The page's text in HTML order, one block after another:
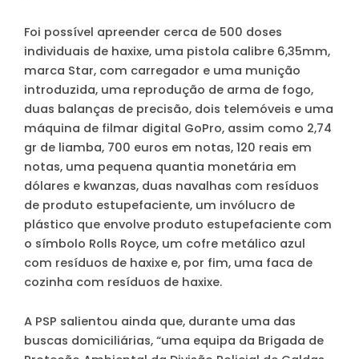
Foi possível apreender cerca de 500 doses
individuais de haxixe, uma pistola calibre 6,35mm,
marca Star, com carregador e uma munição
introduzida, uma reprodução de arma de fogo,
duas balanças de precisão, dois telemóveis e uma
máquina de filmar digital GoPro, assim como 2,74
gr de liamba, 700 euros em notas, 120 reais em
notas, uma pequena quantia monetária em
dólares e kwanzas, duas navalhas com resíduos
de produto estupefaciente, um invólucro de
plástico que envolve produto estupefaciente com
o símbolo Rolls Royce, um cofre metálico azul
com resíduos de haxixe e, por fim, uma faca de
cozinha com resíduos de haxixe.
A PSP salientou ainda que, durante uma das
buscas domiciliárias, “uma equipa da Brigada de